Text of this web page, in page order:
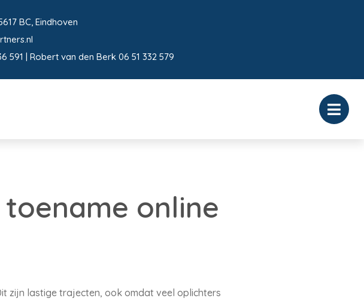
BC, Eindhoven
591 | Robert van den Berk 06 51 332 579
online
zijn lastige trajecten, ook omdat veel oplichters